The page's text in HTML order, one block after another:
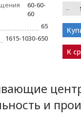
60-60-
60
65
1615-1030-650
–
К
и